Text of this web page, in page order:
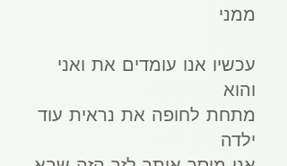
ממני
עכשיו אנו עומדים את ואני
והוא
מתחת לחופה את נראית עוד
ילדה